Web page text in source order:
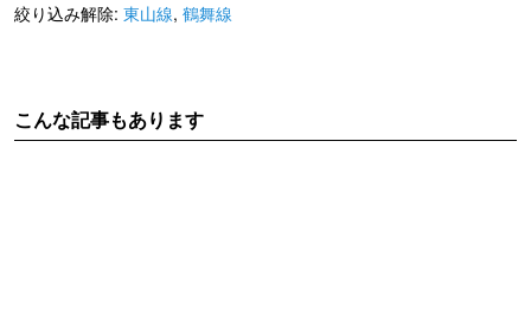
絞り込み解除: 東山線, 鶴舞線
こんな記事もあります